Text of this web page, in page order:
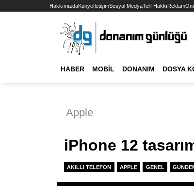
HakkımızdaKünyeİletişimSosyal MedyaTelif HakkıReklam
HABER MOBIL DONANIM DOSYA
Apple
iPhone 12
AKILLI TELEFON APPLE GENEL